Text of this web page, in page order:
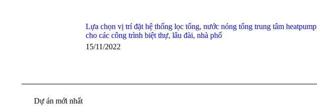
Lựa chọn vị trí đặt hệ thống lọc tổng, nước nóng tổng trung tâm heatpump
cho các công trình biệt thự, lâu đài, nhà phố
15/11/2022
Dự án mới nhất